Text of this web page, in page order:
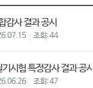
감사 결과 공시
44
시험 특정감사 결과 공시
47